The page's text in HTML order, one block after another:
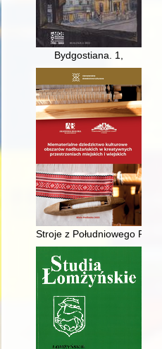
Bydgostiana. 1,
Stroje z Południowego